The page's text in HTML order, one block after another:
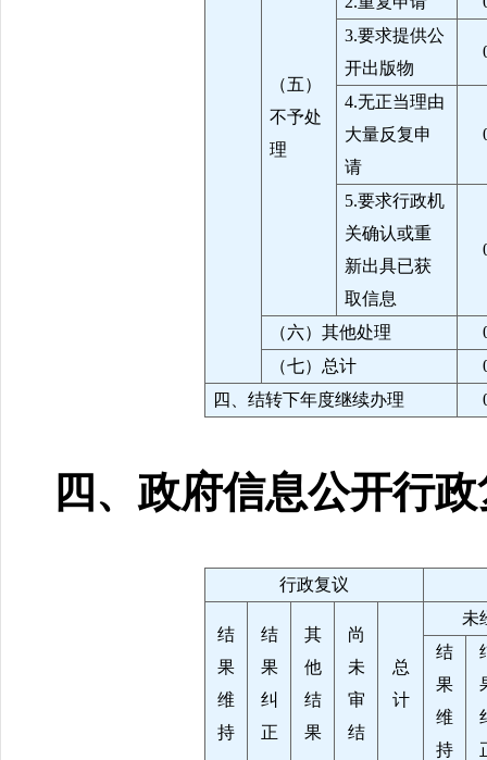
（五）
不予处
理
3.要求提供公
开出版物
4.无正当理由
大量反复申
请
5.要求行政机
关确认或重
新出具已获
取信息
（六）其他处理
（七）总计
四、结转下年度继续办理
四、政府信息公开行
行政复议
结
果
维
持
结
果
纠
正
其
他
结
果
尚
未
审
结
总
计
未
结
果
维
持